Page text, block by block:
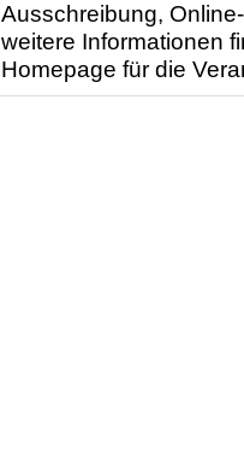
Ausschreibung,
weitere Informationen
Homepage für die